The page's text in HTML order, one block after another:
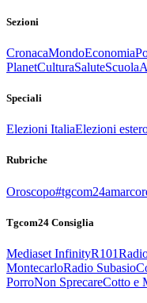
Sezioni
CronacaMondoEconomia
PlanetCulturaSaluteScuola
Speciali
Elezioni ItaliaElezioni
Rubriche
Oroscopo
Tgcom24 Consiglia
Mediaset InfinityR101
MontecarloRadio Subasio
PorroNon SprecareCotto e